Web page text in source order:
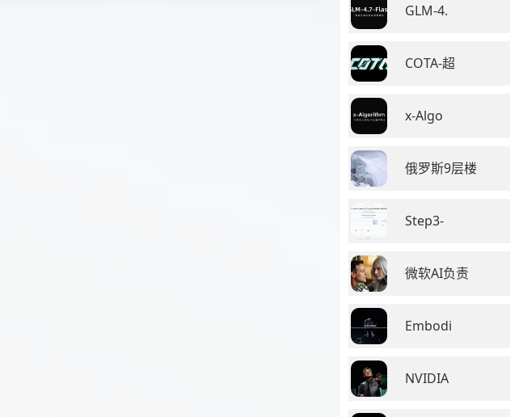
GLM-4.
COTA-超
x-Algo
俄罗斯9层楼
Step3-
微软AI负责
Embodi
NVIDIA